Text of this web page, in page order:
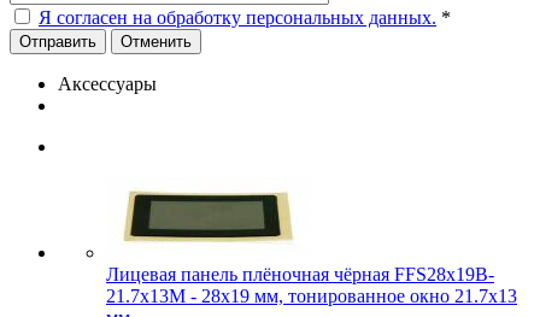
Я согласен на обработку персональных данных. *
Отменить
Аксессуары
Лицевая панель плёночная чёрная FFS28x19B-
21.7x13M - 28х19 мм, тонированное окно 21.7х13